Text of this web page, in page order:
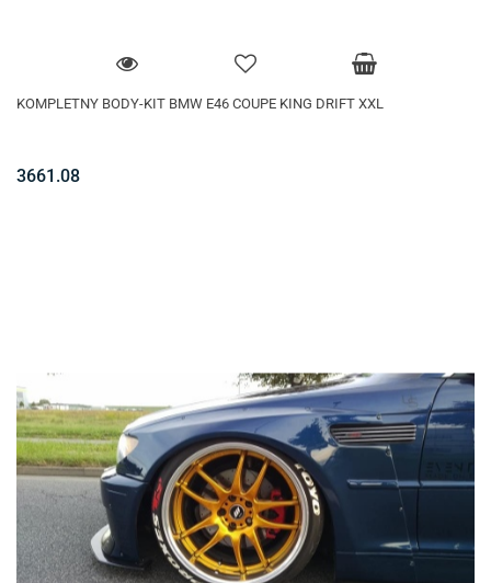
KOMPLETNY BODY-KIT BMW E46 COUPE KING DRIFT XXL
3661.08